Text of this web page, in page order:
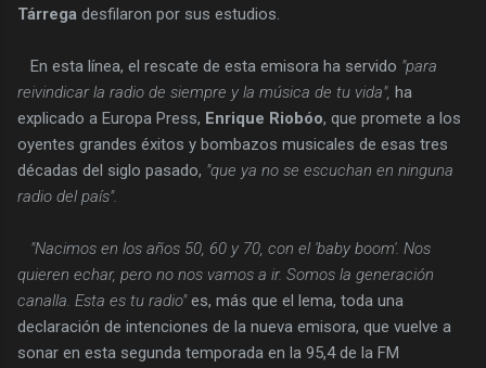
Tárrega desfilaron por sus estudios.
En esta línea, el rescate de esta emisora ha servido "para
reivindicar la radio de siempre y la música de tu vida", ha
explicado a Europa Press, Enrique Riobóo, que promete a los
oyentes grandes éxitos y bombazos musicales de esas tres
décadas del siglo pasado, "que ya no se escuchan en ninguna
radio del país".
"Nacimos en los años 50, 60 y 70, con el 'baby boom'. Nos
quieren echar, pero no nos vamos a ir. Somos la generación
canalla. Esta es tu radio"es, más que el lema, toda una
declaración de intenciones de la nueva emisora, que vuelve a
sonar en esta segunda temporada en la 95,4 de la FM